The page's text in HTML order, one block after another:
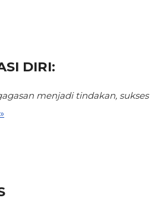
DIRI:
menjadi tindakan, sukses